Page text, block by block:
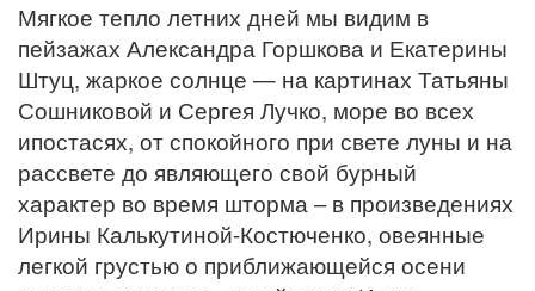
Мягкое тепло летних дней мы видим в
пейзажах Александра Горшкова и Екатерины
Штуц, жаркое солнце — на картинах Татьяны
Сошниковой и Сергея Лучко, море во всех
ипостасях, от спокойного при свете луны и на
рассвете до являющего свой бурный
характер во время шторма – в произведениях
Ирины Калькутиной-Костюченко, овеянные
легкой грустью о приближающейся осени